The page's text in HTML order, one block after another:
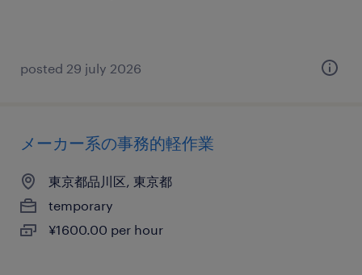
posted 29 july 2026
メーカー系の事務的軽作業
東京都品川区, 東京都
temporary
¥1600.00 per hour